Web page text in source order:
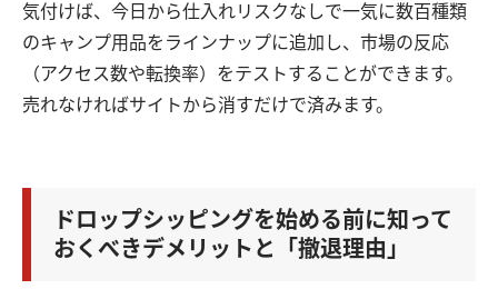
気付けば、今日から仕入れリスクなしで一気に数百種類
のキャンプ用品をラインナップに追加し、市場の反応
（アクセス数や転換率）をテストすることができます。
売れなければサイトから消すだけで済みます。
ドロップシッピングを始める前に知って
おくべきデメリットと「撤退理由」